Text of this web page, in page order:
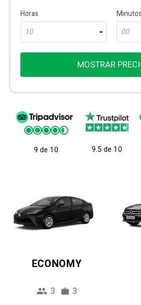
Horas
10
Minutos
00
MOSTRAR
9 de 10 9.5 de 10
ECONOMY
3 3